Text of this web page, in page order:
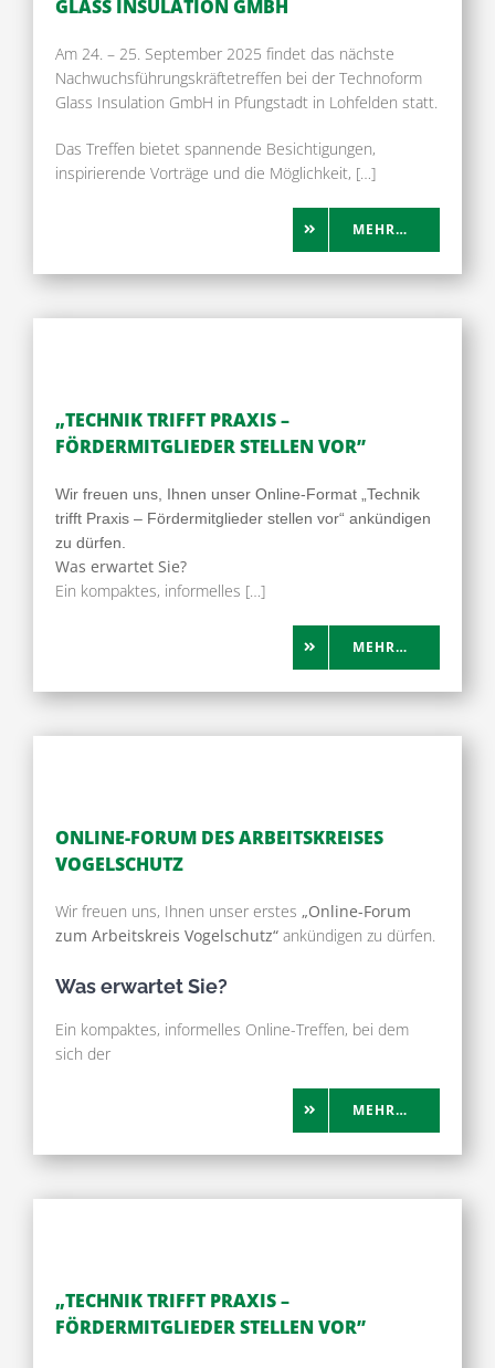
GLASS INSULATION GMBH
Am 24. – 25. September 2025 findet das nächste
Nachwuchsführungskräftetreffen bei der Technoform
Glass Insulation GmbH in Pfungstadtin Lohfelden statt.
Das Treffen bietet spannende Besichtigungen,
inspirierende Vorträge und die Möglichkeit, […]
MEHR…
„TECHNIK TRIFFT PRAXIS –
FÖRDERMITGLIEDER STELLEN VOR”
Wir freuen uns, Ihnen unser Online-Format „Technik
trifft Praxis – Fördermitglieder stellen vor“ ankündigen
zu dürfen.
Was erwartet Sie?
Ein kompaktes, informelles […]
MEHR…
ONLINE-FORUM DES ARBEITSKREISES
VOGELSCHUTZ
Wir freuen uns, Ihnen unser erstes „Online-Forum
zum Arbeitskreis Vogelschutz“ankündigen zu dürfen.
Was erwartet Sie?
Ein kompaktes, informelles Online-Treffen, bei dem
sich der
MEHR…
„TECHNIK TRIFFT PRAXIS –
FÖRDERMITGLIEDER STELLEN VOR”